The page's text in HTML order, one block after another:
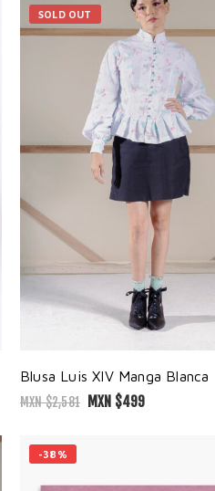
SOLD OUT
Blusa Luis XIV Manga Blanca
MXN $2,581 MXN $499
-38%